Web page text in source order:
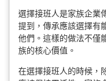
選擇接班人是家族企業
提到，傳承應該選擇有
他們。這樣的做法不僅
族的核心價值。
在選擇接班人的時候，